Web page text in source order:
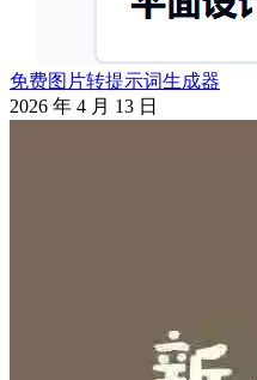
免费图片转提示词生成器
2026 年 4 月 13 日